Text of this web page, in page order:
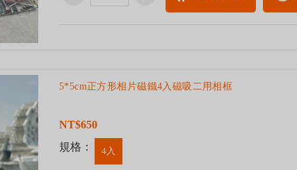
5*5cm正方形相片磁鐵4入磁吸二用相框
NT$650
規格：
4入